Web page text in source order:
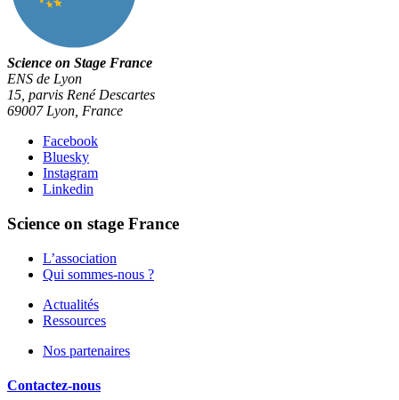
Science on Stage France
ENS de Lyon
15, parvis René Descartes
69007 Lyon, France
Facebook
Bluesky
Instagram
Linkedin
Science on stage France
L’association
Qui sommes-nous ?
Actualités
Ressources
Nos partenaires
Contactez-nous